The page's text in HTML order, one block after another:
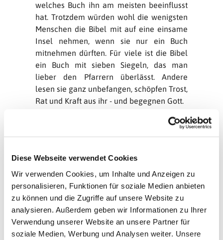
Diese Webseite verwendet Cookies
Wir verwenden Cookies, um Inhalte und Anzeigen zu
personalisieren, Funktionen für soziale Medien anbieten
zu können und die Zugriffe auf unsere Website zu
analysieren. Außerdem geben wir Informationen zu Ihrer
Verwendung unserer Website an unsere Partner für
soziale Medien, Werbung und Analysen weiter. Unsere
welches Buch ihn am meisten beeinflusst
hat. Trotzdem würden wohl die wenigsten
Menschen die Bibel mit auf eine einsame
Insel nehmen, wenn sie nur ein Buch
mitnehmen dürften. Für viele ist die Bibel
ein Buch mit sieben Siegeln, das man
lieber den Pfarrern überlässt. Andere
lesen sie ganz unbefangen, schöpfen Trost,
Rat und Kraft aus ihr - und begegnen Gott.
Für viele Christen ist klar, dass die Bibel für
spielt in ihrem täglichen Leben kaum eine
und richten ihr Leben nach ihr aus.
Manche glauben, dass die Bibel von Gott
diktiert und deshalb objektiv wahr ist. Und
sie fangen an für sie zu streiten, wenn die
Aussagen der Bibel in Widerspruch zu